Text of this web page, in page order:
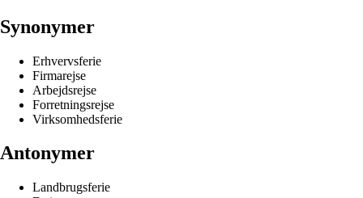
Synonymer
Erhvervsferie
Firmarejse
Arbejdsrejse
Forretningsrejse
Virksomhedsferie
Antonymer
Landbrugsferie